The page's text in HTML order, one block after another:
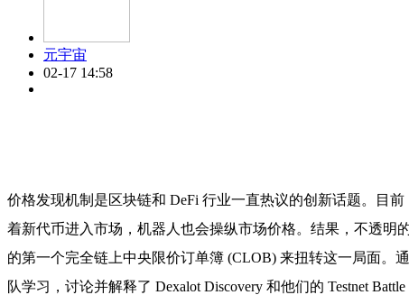
元宇宙
02-17 14:58
价格发现机制是区块链和 DeFi 行业一直热议的创新话题。目
着新代币进入市场，机器人也会操纵市场价格。结果，不透明
的第一个完全链上中央限价订单簿 (CLOB) 来扭转这一局面。
队学习，讨论并解释了 Dexalot Discovery 和他们的 Testnet Battle